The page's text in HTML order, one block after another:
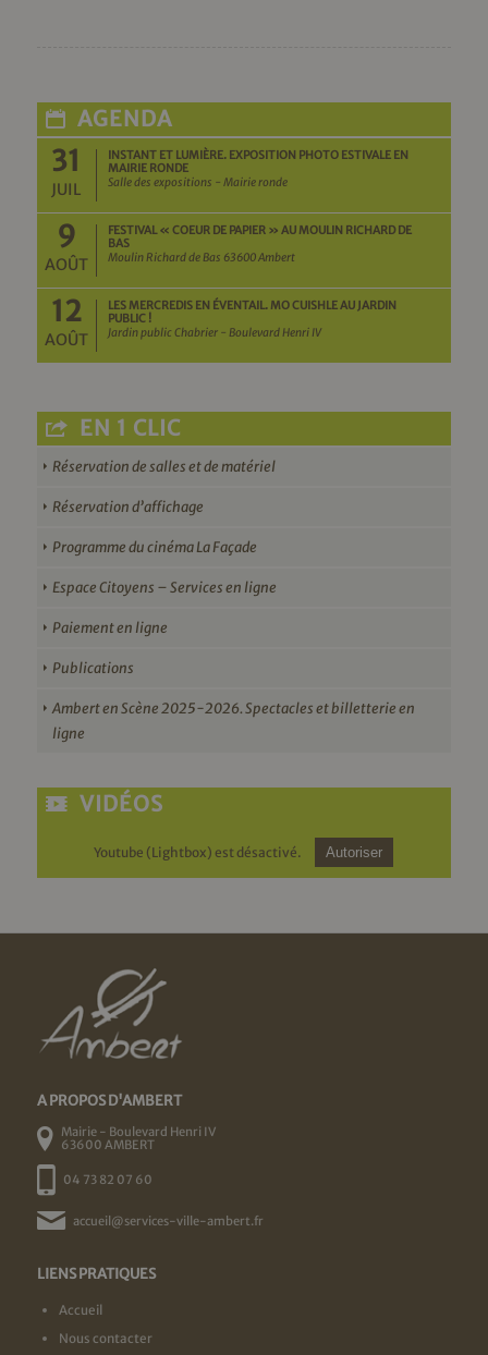
AGENDA
31
JUIL
INSTANT ET LUMIÈRE. EXPOSITION PHOTO ESTIVALE EN
MAIRIE RONDE
Salle des expositions - Mairie ronde
9
AOÛT
FESTIVAL « COEUR DE PAPIER » AU MOULIN RICHARD DE
BAS
Moulin Richard de Bas 63600 Ambert
12
AOÛT
LES MERCREDIS EN ÉVENTAIL. MO CUISHLE AU JARDIN
PUBLIC !
Jardin public Chabrier - Boulevard Henri IV
EN 1 CLIC
Réservation de salles et de matériel
Réservation d’affichage
Programme du cinéma La Façade
Espace Citoyens – Services en ligne
Paiement en ligne
Publications
Ambert en Scène 2025-2026. Spectacles et billetterie en
ligne
VIDÉOS
Youtube (Lightbox) est désactivé. Autoriser
A PROPOS D'AMBERT
Mairie - Boulevard Henri IV
63600 AMBERT
04 73 82 07 60
accueil@services-ville-ambert.fr
LIENS PRATIQUES
Accueil
Nous contacter